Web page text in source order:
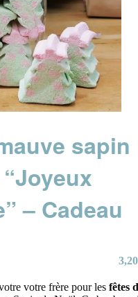
sapin
– Cadeau
3,20
votre frère pour les fêtes